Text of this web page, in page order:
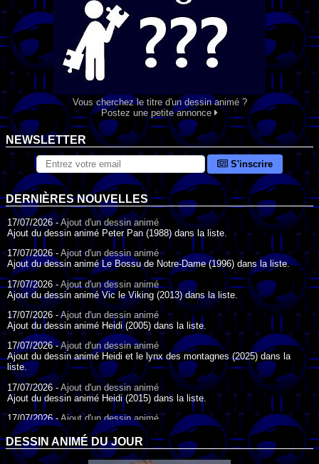
Vous cherchez le titre d'un dessin animé ?
Postez une petite annonce
NEWSLETTER
S'inscrire
DERNIÈRES NOUVELLES
17/07/2026 -Ajout d'un dessin animé
Ajout du dessin animé Peter Pan (1988) dans la liste.
17/07/2026 -Ajout d'un dessin animé
Ajout du dessin animé Le Bossu de Notre-Dame (1996) dans la liste.
17/07/2026 - Ajout d'un dessin animé
Ajout du dessin animé Vic le Viking (2013) dans la liste.
17/07/2026 -Ajout d'un dessin animé
Ajout du dessin animé Heidi (2005) dans la liste.
17/07/2026 -Ajout d'un dessin animé
Ajout du dessin animé Heidi et le lynx des montagnes (2025) dans la
liste.
17/07/2026 -Ajout d'un dessin animé
Ajout du dessin animé Heidi (2015) dans la liste.
17/07/2026 - Ajout d'un dessin animé
Ajout du dessin animé Heidi (1995) dans la liste.
09/07/2026 -Ajout d'un dessin animé
Ajout du dessin animé Genki l'Aventurier de la Chance (2006) dans la
DESSIN ANIMÉ DU JOUR